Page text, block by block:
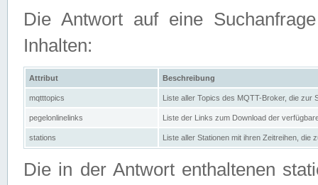
Die Antwort auf eine
Inhalten:
Attribut Beschreibung
mqtttopics Liste aller Topics des MQTT-Broker, die zur
pegelonlinelinks Liste der Links zum Download der
stations Liste aller Stationen mit ihren Zeitreihen, die
Die in der Antwort enthaltenen